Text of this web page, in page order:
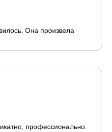
Она произвела
профессионально.